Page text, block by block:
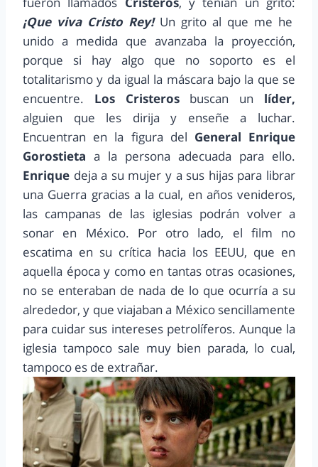
¡Que viva Cristo Rey! Un grito al que me he
unido a medida que avanzaba la proyección,
porque si hay algo que no soporto es el
totalitarismo y da igual la máscara bajo la que se
encuentre. Los Cristerosbuscan un líder,
alguien que les dirija y enseñe a luchar.
Encuentran en la figura del General Enrique
Gorostieta a la persona adecuada para ello.
Enrique deja a su mujer y a sus hijas para librar
una Guerra gracias a la cual, en años venideros,
las campanas de las iglesias podrán volver a
sonar en México. Por otro lado, el film no
escatima en su crítica hacia los EEUU, que en
aquella época y como en tantas otras ocasiones,
no se enteraban de nada de lo que ocurría a su
alrededor, y que viajaban a México sencillamente
para cuidar sus intereses petrolíferos. Aunque la
iglesia tampoco sale muy bien parada, lo cual,
tampoco es de extrañar.